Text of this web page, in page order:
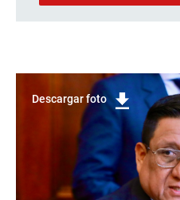
Descargar foto